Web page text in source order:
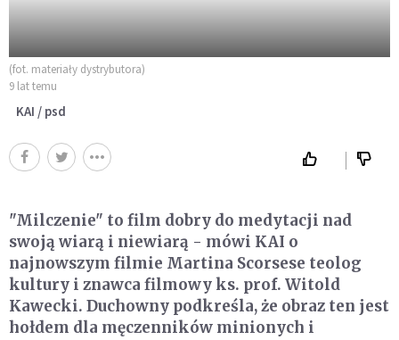
(fot. materiały dystrybutora)
9 lat temu
KAI / psd
"Milczenie" to film dobry do medytacji nad
swoją wiarą i niewiarą - mówi KAI o
najnowszym filmie Martina Scorsese teolog
kultury i znawca filmowy ks. prof. Witold
Kawecki. Duchowny podkreśla, że obraz ten jest
hołdem dla męczenników minionych i